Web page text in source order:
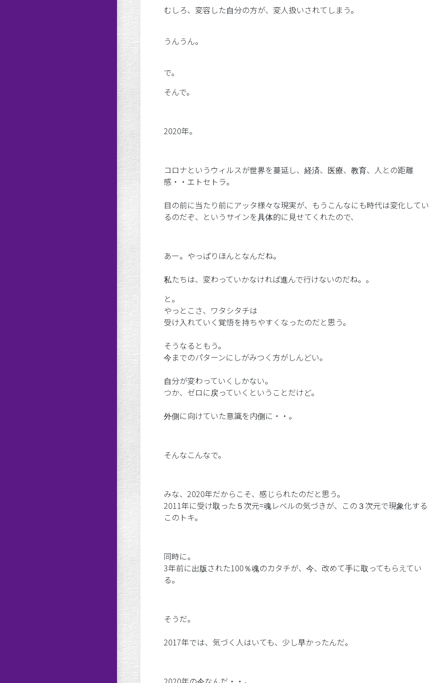
むしろ、変容した自分の方が、変人扱いされてしまう。
うんうん。
で。
そんで。
2020年。
コロナというウィルスが世界を蔓延し、経済、医療、教育、人との距離
感・・エトセトラ。
目の前に当たり前にアッタ様々な現実が、もうこんなにも時代は変化してい
るのだぞ、というサインを具体的に見せてくれたので、
あー。やっぱりほんとなんだね。
私たちは、変わっていかなければ進んで行けないのだね。。
と。
やっとこさ、ワタシタチは
受け入れていく覚悟を持ちやすくなったのだと思う。
そうなるともう。
今までのパターンにしがみつく方がしんどい。
自分が変わっていくしかない。
つか、ゼロに戻っていくということだけど。
外側に向けていた意識を内側に・・。
そんなこんなで。
みな、2020年だからこそ、感じられたのだと思う。
2011年に受け取った５次元=魂レベルの気づきが、この３次元で現象化する
このトキ。
同時に。
3年前に出版された100％魂のカタチが、今、改めて手に取ってもらえてい
る。
そうだ。
2017年では、気づく人はいても、少し早かったんだ。